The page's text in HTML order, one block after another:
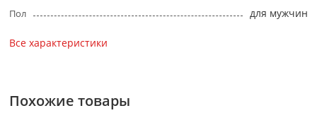
Пол для мужчин
Все характеристики
Похожие товары